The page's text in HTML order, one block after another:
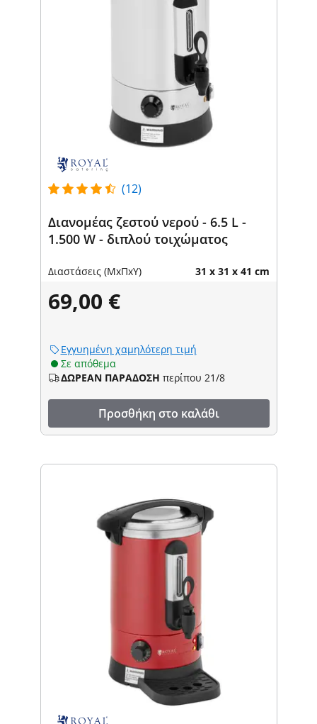
(12)
Διανομέας ζεστού νερού - 6.5 L -
1.500 W - διπλού τοιχώματος
Διαστάσεις (ΜxΠxΥ) 31 x 31 x 41 cm
69,00 €
Εγγυημένη χαμηλότερη τιμή
Σε απόθεμα
ΔΩΡΕΑΝ ΠΑΡΑΔΟΣΗ περίπου 21/8
Προσθήκη στο καλάθι